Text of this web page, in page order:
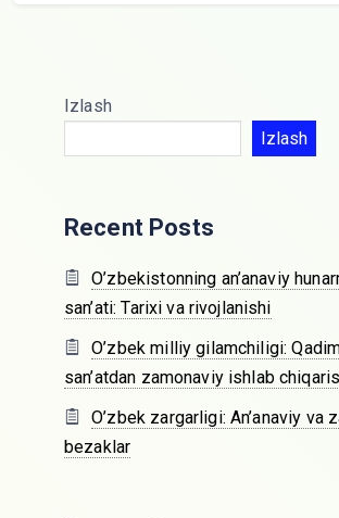
Izlash
Izlash
Recent Posts
O’zbekistonning an’anaviy
san’ati: Tarixi va rivojlanishi
O’zbek milliy gilamchiligi:
san’atdan zamonaviy ishlab
O’zbek zargarligi: An’anaviy va
bezaklar